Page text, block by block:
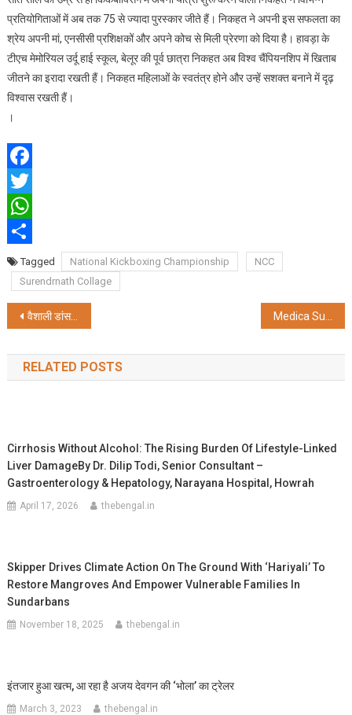
प्रतियोगिताओं में अब तक 75 से ज्यादा पुरस्कार जीते हैं। निकहत ने अपनी इस सफलता का
श्रेय अपनी मां, एनसीसी प्रशिक्षकों और अपने कोच से मिली प्रेरणा को दिया है। हावड़ा के
टीएच मेमोरियल उर्दू हाई स्कूल, बेलूर की पूर्व छात्रा निकहत अब विश्व चैंपियनशिप में खिताब
जीतने का इरादा रखती हैं। निकहत महिलाओं के स्वतंत्र होने और उन्हें सशक्त बनाने में दृढ़
विश्वास रखती हैं।
।
Facebook
Twitter
WhatsApp
ShareTagged National Kickboxing Championship
NCC
Surendrnath Collage
Post
navigation
वैशाली डांस ग्रुप के वार्षिक समारोह में छात्राओं ने किया मनमोहक नृत्य
RELATED POSTS
Cirrhosis Without Alcohol: The Rising Burden Of Lifestyle-Linked
Liver DamageBy Dr. Dilip Todi, Senior Consultant –
Gastroenterology & Hepatology, Narayana Hospital, Howrah
April 17, 2026 thebengal.in
Skipper Drives Climate Action On The Ground With ‘Hariyali’ To
Restore Mangroves And Empower Vulnerable Families In
Sundarbans
November 18, 2025 thebengal.in
इंतजार हुआ खत्म, आ रहा है अजय देवगन की ‘भोला’ का ट्रेलर
March 3, 2023 thebengal.in